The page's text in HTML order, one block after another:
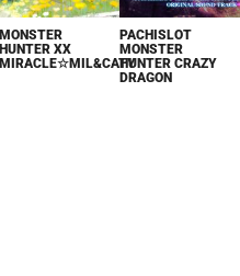
MONSTER
HUNTER XX
MIRACLE☆MIL&CATY
PACHISLOT
MONSTER
HUNTER CRAZY
DRAGON